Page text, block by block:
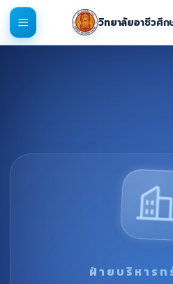
วิทยาลัยอาชีวศึก
ฝ่ายบริหารท